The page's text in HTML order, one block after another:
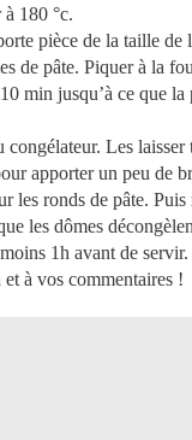
180 °c.
pièce de la taille de
de pâte. Piquer à la
min jusqu’à ce que la
congélateur. Les
apporter un peu de
les ronds de pâte. Puis
les dômes
1h avant de servir.
à vos commentaires !